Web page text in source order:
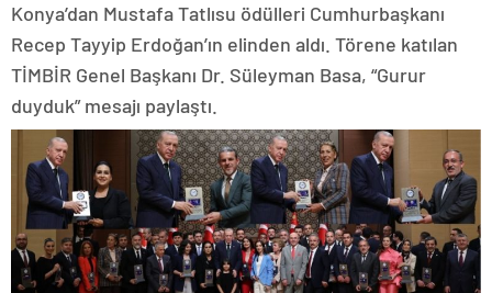
Konya’dan Mustafa Tatlısu ödülleri Cumhurbaşkanı
Recep Tayyip Erdoğan’ın elinden aldı. Törene katılan
TİMBİR Genel Başkanı Dr. Süleyman Basa, “Gurur
duyduk” mesajı paylaştı.